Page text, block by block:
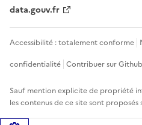
data.gouv.fr
Accessibilité : totalement conforme
confidentialité Contribuer sur Github
Sauf mention explicite de propriété
les contenus de ce site sont proposés